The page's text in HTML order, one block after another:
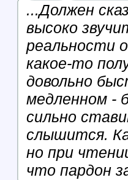
...Должен
высоко
реальности
какое-то
довольно
медленном -
сильно
слышится.
но при
что пардон